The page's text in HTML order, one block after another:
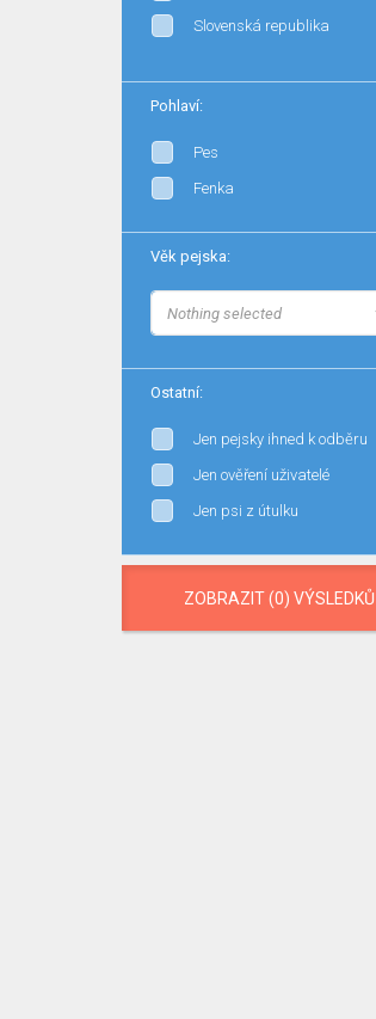
Slovenská republika
Pohlaví:
Pes
Fenka
Věk pejska:
Nothing selected
Ostatní:
Jen pejsky ihned k odběru
Jen ověření uživatelé
Jen psi z útulku
ZOBRAZIT (0) VÝSLEDKŮ